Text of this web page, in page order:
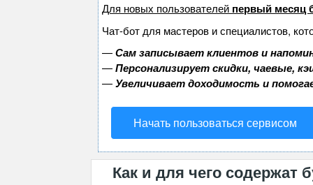
Для новых пользователей первый месяц
Чат-бот для мастеров и специалистов,
—Сам записывает клиентов и
—Персонализирует скидки, чаевые,
—Увеличивает доходимость и
Начать пользоваться сервисом
Как и для чего содержат